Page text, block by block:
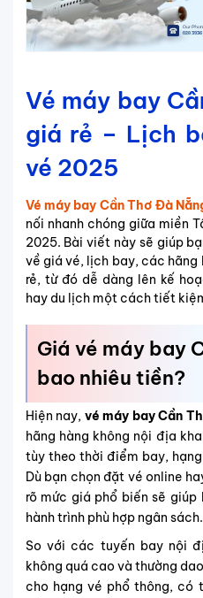
Vé máy bay
giá rẻ – Lịch
vé 2025
Vé máy bay Cần Thơ Đà
nối nhanh chóng giữa miền
2025. Bài viết này sẽ giúp
về giá vé, lịch bay, các
rẻ, từ đó dễ dàng lên kế
hay du lịch một cách tiết
Giá vé máy bay
bao nhiêu tiền?
Hiện nay, vé máy bay Cần
hãng hàng không nội địa
tùy theo thời điểm bay,
Dù bạn chọn đặt vé online
rõ mức giá phổ biến sẽ
hành trình phù hợp ngân sách.
So với các tuyến bay nội
không quá cao và thường
cho hạng vé phổ thông, có